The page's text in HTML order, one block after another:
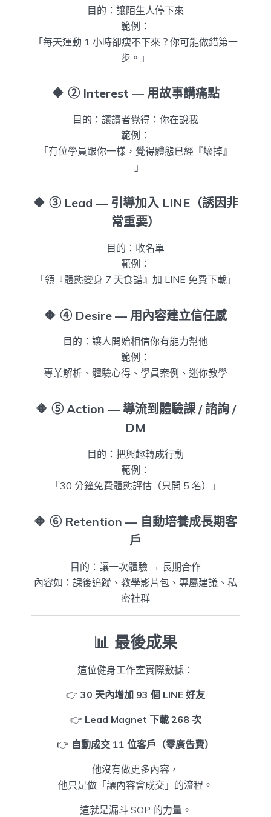
目的：讓陌生人停下來
範例：
「每天運動 1 小時卻瘦不下來？你可能做錯第一
步。」
🔶 ② Interest — 用故事講痛點
目的：讓讀者覺得：你在說我
範例：
「有位學員跟你一樣，覺得體態已經『壞掉』
…」
🔶 ③ Lead — 引導加入 LINE（誘因非
常重要）
目的：收名單
範例：
「領『體態變身 7 天食譜』加 LINE 免費下載」
🔶 ④ Desire — 用內容建立信任感
目的：讓人開始相信你有能力幫他
範例：
專業解析、體驗心得、學員案例、迷你教學
🔶 ⑤ Action — 導流到體驗課 / 諮詢 /
DM
目的：把興趣轉成行動
範例：
「30 分鐘免費體態評估（只開 5 名）」
🔶 ⑥ Retention — 自動培養成長期客
戶
目的：讓一次體驗 → 長期合作
內容如：課後追蹤、教學影片包、專屬建議、私
密社群
📊 最後成果
這位健身工作室實際數據：
👉 30 天內增加 93 個 LINE 好友
👉 Lead Magnet 下載 268 次
👉 自動成交 11 位客戶（零廣告費）
他沒有做更多內容，
他只是做「讓內容會成交」的流程。
這就是漏斗 SOP 的力量。